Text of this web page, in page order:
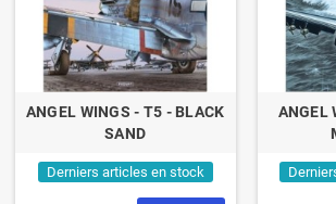
ANGEL WINGS - T5 - BLACK
SAND
Derniers articles en stock
ANGEL